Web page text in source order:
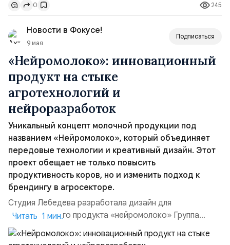
котором привычная упаковка перестаёт быть
одноразовой и становится основой для творчества и
бытовых вещей. Речь ...
0 245
Новости в Фокусе!
9 мая
Подписаться
«Нейромолоко»: инновационный
продукт на стыке
агротехнологий и
нейроразработок
Уникальный концепт молочной продукции под
названием «Нейромолоко», который объединяет
передовые технологии и креативный дизайн. Этот
проект обещает не только повысить
продуктивность коров, но и изменить подход к
брендингу в агросекторе.
Студия Лебедева разработала дизайн для
инновационного продукта «нейромолоко» Группа
компаний «Нейри» совместно с технологической
платформой «НейроРога» представили концепт
Читать 1 мин.